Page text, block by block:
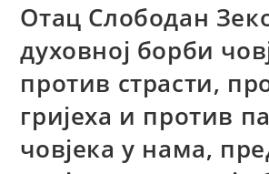
Отац Слободан
духовној борби
против страсти,
гријеха и против
човјека у нама,